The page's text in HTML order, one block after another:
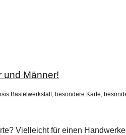
und Männer!
Bastelwerkstatt, besondere Karte,
Vielleicht für einen